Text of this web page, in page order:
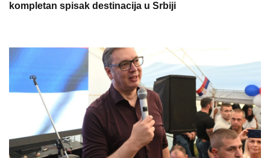
kompletan spisak destinacija u Srbiji